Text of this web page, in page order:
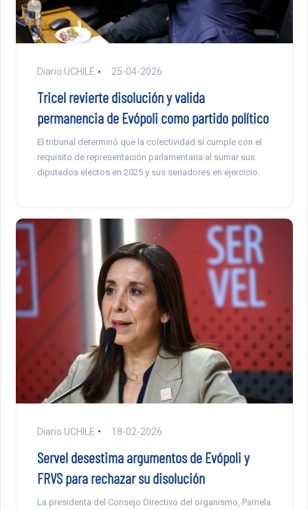
Diario UCHILE 25-04-2026
Tricel revierte disolución y valida
permanencia de Evópoli como partido político
El tribunal determinó que la colectividad sí cumple con el
requisito de representación parlamentaria al sumar sus
diputados electos en 2025 y sus senadores en ejercicio.
Diario UCHILE 18-02-2026
Servel desestima argumentos de Evópoli y
FRVS para rechazar su disolución
La presidenta del Consejo Directivo del organismo, Pamela